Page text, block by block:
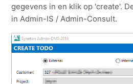
gegevens in en klik op 'create'.
in Admin-IS / Admin-Consult.